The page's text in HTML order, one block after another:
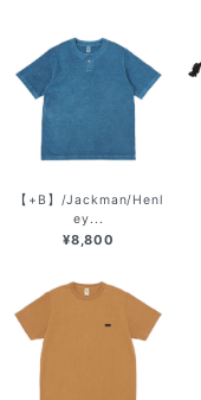
【+B】/Jackman/Henl
ey...
¥8,800